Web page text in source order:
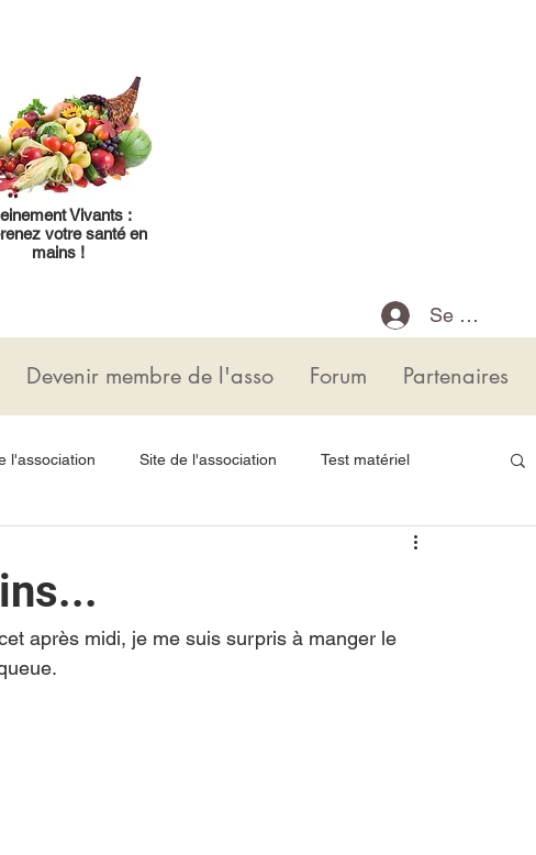
Vivants :
votre santé en
mains !
Se connecter
Devenir membre de l'asso Forum Partenaires
l'association Site de l'association Test matériel
après midi, je me suis surpris à manger le